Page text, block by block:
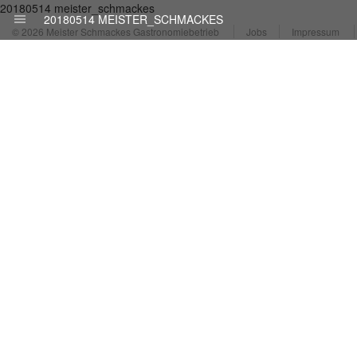
20180514 MEISTER_SCHMACKES
20180514 meister_schmackes
© 2026 Meister Schmackes Gastronomiebetrieb Jobs Impressum